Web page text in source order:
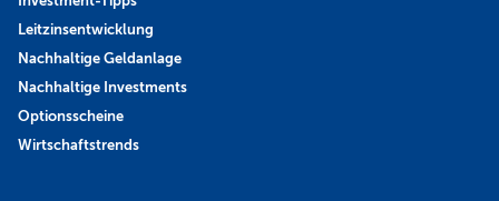
Leitzinsentwicklung
Nachhaltige Geldanlage
Nachhaltige Investments
Optionsscheine
Wirtschaftstrends